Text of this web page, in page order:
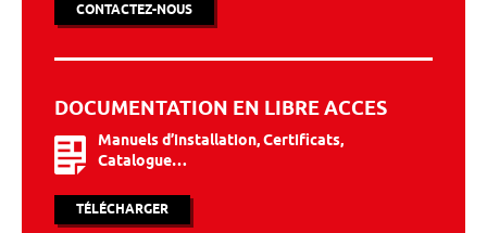
CONTACTEZ-NOUS
DOCUMENTATION EN LIBRE ACCES
Manuels d’installation, Certificats,
Catalogue…
TÉLÉCHARGER